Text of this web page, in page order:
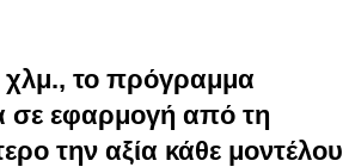
χλμ., το πρόγραμμα
σε εφαρμογή από τη
την αξία κάθε μοντέλου